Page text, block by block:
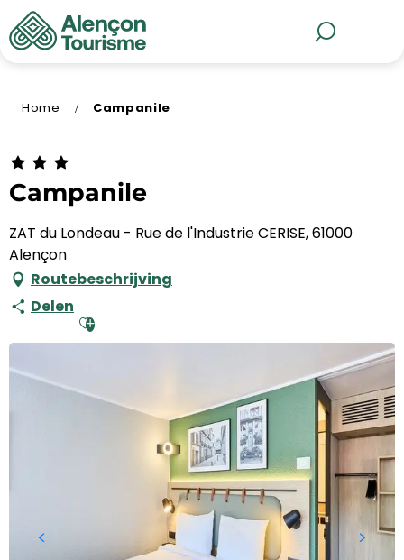
Aller
au
contenu
Home Campanile
Campanile
ZAT du Londeau - Rue de l'Industrie CERISE, 61000
Alençon
Routebeschrijving
Delen Ajouter aux favoris